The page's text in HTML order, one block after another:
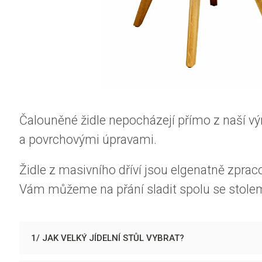
Čalouněné židle nepocházejí přímo z naší
a povrchovými úpravami.
Židle z masivního dříví jsou elgenatně
Vám můžeme na přání sladit spolu se
1/ JAK VELKÝ JÍDELNÍ STŮL VYBRAT?